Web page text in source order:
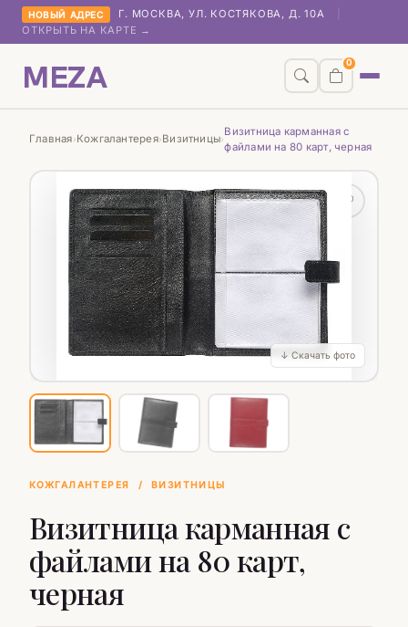
НОВЫЙ АДРЕС Г. МОСКВА, УЛ. КОСТЯКОВА, Д. 10А
ОТКРЫТЬ НА КАРТЕ →
MEZA 0
Главная›Кожгалантерея›Визитницы›
Визитница карманная с
файлами на 80 карт, черная
♡
↓ Скачать фото
КОЖГАЛАНТЕРЕЯ / ВИЗИТНИЦЫ
Визитница карманная с
файлами на 80 карт,
черная